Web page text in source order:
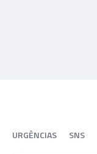
URGÊNCIAS SNS